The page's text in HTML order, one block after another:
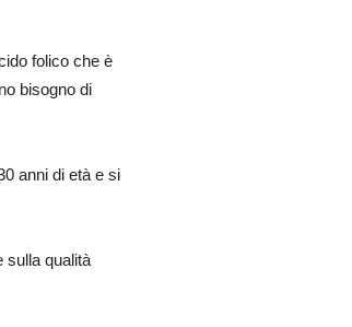
folico che è
bisogno di
anni di età e si
sulla qualità